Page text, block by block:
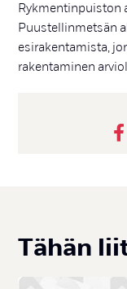
Rykmentinpuiston
Puustellinmetsän
esirakentamista,
rakentaminen
Tä­hän